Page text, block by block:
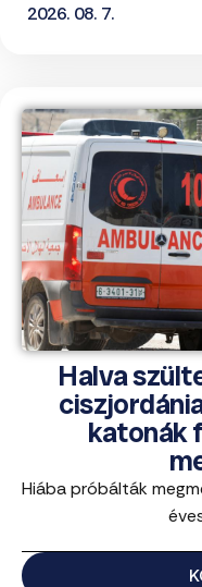
2026. 08. 7.
Halva
katonák
Hiába próbálták